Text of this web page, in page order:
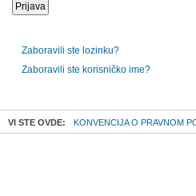
Zaboravili ste lozinku?
Zaboravili ste korisničko ime?
VI STE OVDE: KONVENCIJA O PRAVNOM